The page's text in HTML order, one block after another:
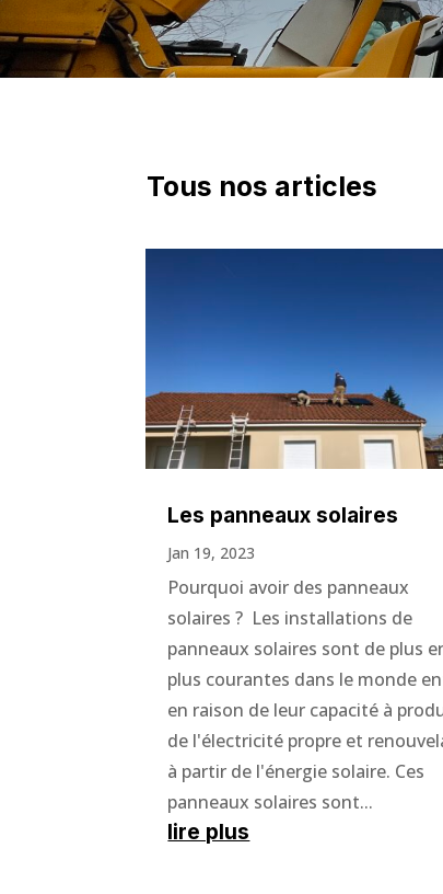
Tous nos articles
Les panneaux solaires
Jan 19, 2023
Pourquoi avoir des panneaux
solaires ? Les installations de
panneaux solaires sont de plus
plus courantes dans le monde
en raison de leur capacité à
de l'électricité propre et
à partir de l'énergie solaire. Ces
panneaux solaires sont...
lire plus